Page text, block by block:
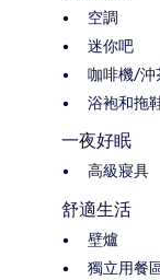
空調
迷你吧
咖啡機/沖
浴袍和拖
一夜好眠
高級寢具
舒適生活
壁爐
獨立用餐